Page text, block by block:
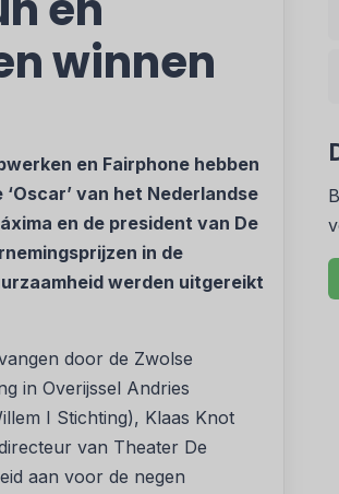
winnen
en Fairphone hebben
van het Nederlandse
en de president van De
in de
werden uitgereikt
door de Zwolse
in Overijssel Andries
I Stichting), Klaas Knot
van Theater De
aan voor de negen